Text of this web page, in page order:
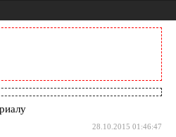
28.10.2015 01:46:47